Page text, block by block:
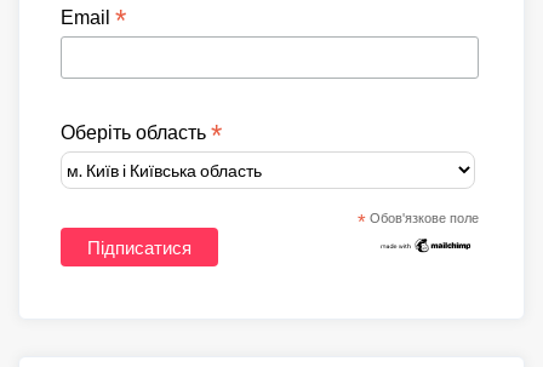
Email *
Оберіть область *
* Обов'язкове поле